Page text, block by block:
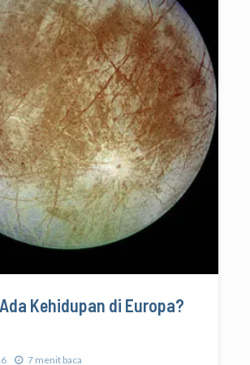
Kehidupan di Europa?
7 menit baca